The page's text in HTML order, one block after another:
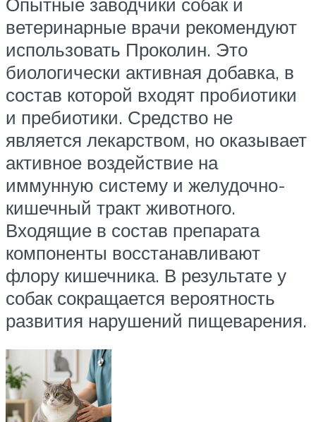
ветеринарные врачи рекомендуют
использовать Проколин. Это
биологически активная добавка, в
состав которой входят пробиотики
и пребиотики. Средство не
является лекарством, но оказывает
активное воздействие на
иммунную систему и желудочно-
кишечный тракт животного.
Входящие в состав препарата
компоненты восстанавливают
флору кишечника. В результате у
собак сокращается вероятность
развития нарушений пищеварения.